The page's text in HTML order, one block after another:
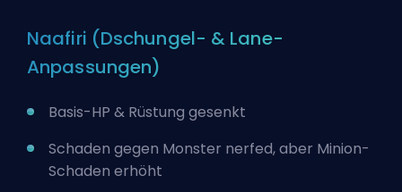
Naafiri (Dschungel- & Lane-
Anpassungen)
Basis-HP & Rüstung gesenkt
Schaden gegen Monster nerfed, aber Minion-
Schaden erhöht